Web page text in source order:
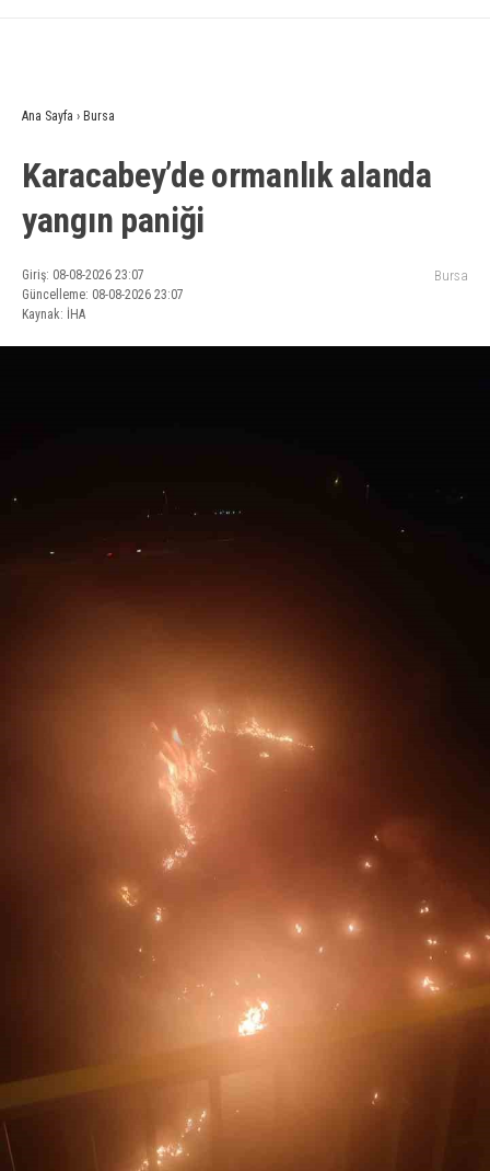
Ana Sayfa › Bursa
Karacabey’de ormanlık alanda
yangın paniği
Giriş: 08-08-2026 23:07
Güncelleme: 08-08-2026 23:07
Kaynak: İHA
Bursa